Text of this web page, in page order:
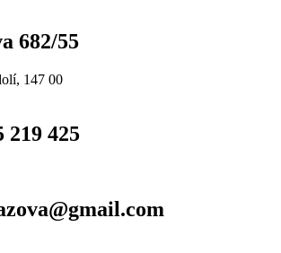
682/55
147 00
219 425